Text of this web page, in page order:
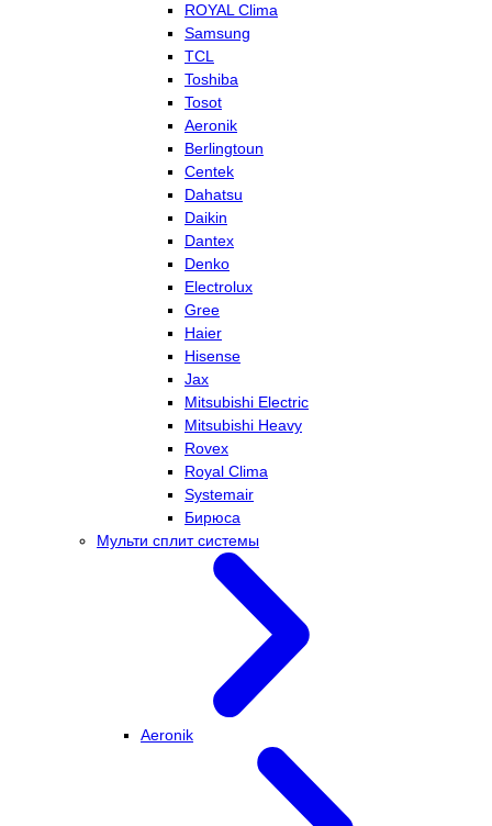
ROYAL Clima
Samsung
TCL
Toshiba
Tosot
Aeronik
Berlingtoun
Centek
Dahatsu
Daikin
Dantex
Denko
Electrolux
Gree
Haier
Hisense
Jax
Mitsubishi Electric
Mitsubishi Heavy
Rovex
Royal Clima
Systemair
Бирюса
Мульти сплит системы
Aeronik